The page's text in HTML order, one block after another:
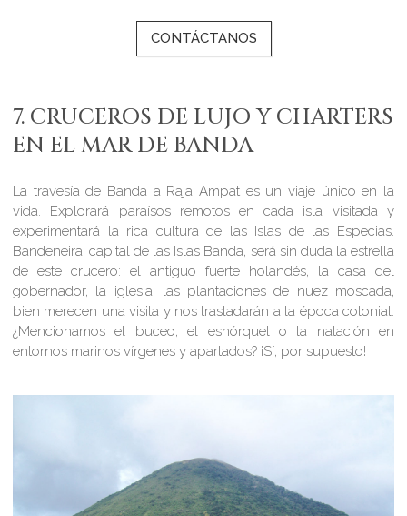
CONTÁCTANOS
7. CRUCEROS DE LUJO Y CHARTERS
EN EL MAR DE BANDA
La travesía de Banda a Raja Ampat es un viaje único en la
vida. Explorará paraísos remotos en cada isla visitada y
experimentará la rica cultura de las Islas de las Especias.
Bandeneira, capital de las Islas Banda, será sin duda la estrella
de este crucero: el antiguo fuerte holandés, la casa del
gobernador, la iglesia, las plantaciones de nuez moscada,
bien merecen una visita y nos trasladarán a la época colonial.
¿Mencionamos el buceo, el esnórquel o la natación en
entornos marinos vírgenes y apartados? ¡Sí, por supuesto!